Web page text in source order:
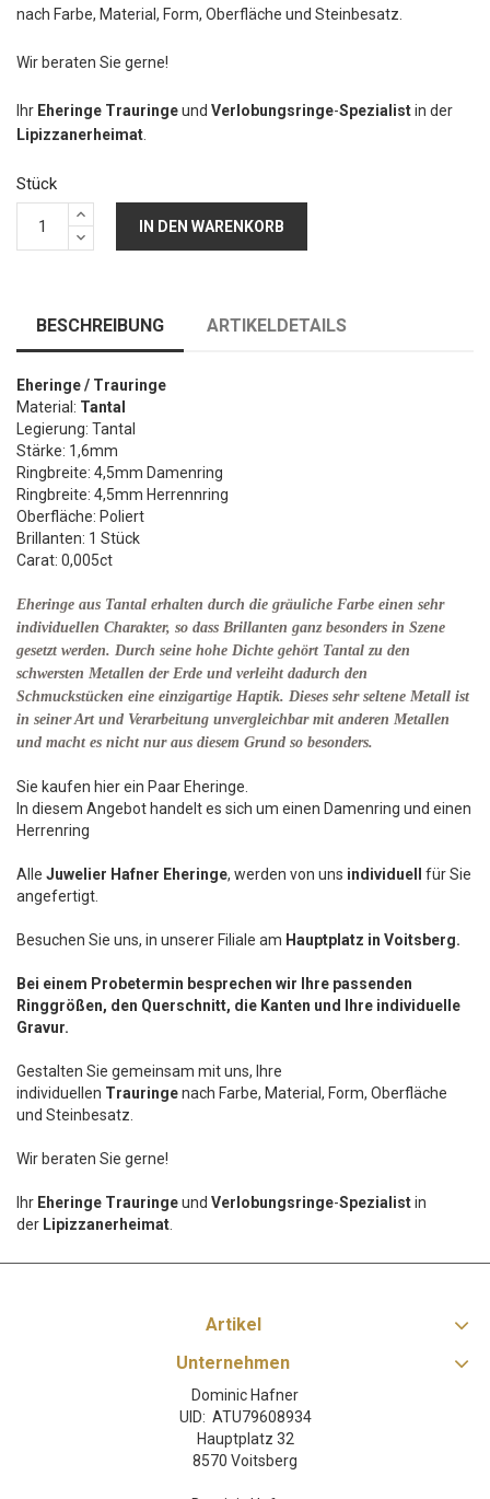
nach Farbe, Material, Form, Oberfläche und Steinbesatz.
Wir beraten Sie gerne!
Ihr Eheringe Trauringeund Verlobungsringe-Spezialistin der
Lipizzanerheimat
Stück
IN DEN WARENKORB
BESCHREIBUNG ARTIKELDETAILS
Eheringe / Trauringe
Material: Tantal
Legierung: Tantal
Stärke: 1,6mm
Ringbreite: 4,5mm Damenring
Ringbreite: 4,5mm Herrennring
Oberfläche: Poliert
Brillanten: 1 Stück
Carat: 0,005ct
Eheringe aus Tantal erhalten durch die gräuliche Farbe einen sehr
individuellen Charakter, so dass Brillanten ganz besonders in Szene
gesetzt werden. Durch seine hohe Dichte gehört Tantal zu den
schwersten Metallen der Erde und verleiht dadurch den
Schmuckstücken eine einzigartige Haptik. Dieses sehr seltene Metall ist
in seiner Art und Verarbeitung unvergleichbar mit anderen Metallen
und macht es nicht nur aus diesem Grund so besonders.
Sie kaufen hier ein Paar Eheringe.
In diesem Angebot handelt es sich um einen Damenring und einen
Herrenring
Alle Juwelier Hafner Eheringe, werden von uns individuell
für Sie
angefertigt.
Besuchen Sie uns, in unserer Filiale am Hauptplatz in Voitsberg.
Bei einem Probetermin besprechen wir Ihre passenden
Ringgrößen, den Querschnitt, die Kanten und Ihre individuelle
Gravur.
Gestalten Sie gemeinsam mit uns, Ihre
individuellen Trauringenach Farbe, Material, Form, Oberfläche
und Steinbesatz.
Wir beraten Sie gerne!
Ihr Eheringe Trauringeund Verlobungsringe-Spezialistin
der Lipizzanerheimat
Artikel
Unternehmen
Dominic Hafner
UID: ATU79608934
Hauptplatz 32
8570 Voitsberg